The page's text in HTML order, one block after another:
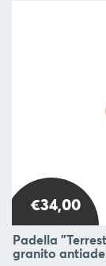
€34,00
Padella
granito